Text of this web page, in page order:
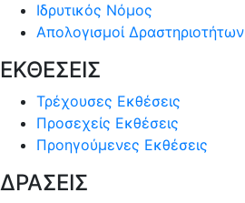
Ιδρυτικός Νόμος
Απολογισμοί Δραστηριοτήτων
ΕΚΘΕΣΕΙΣ
Τρέχουσες Εκθέσεις
Προσεχείς Εκθέσεις
Προηγούμενες Εκθέσεις
ΔΡΑΣΕΙΣ